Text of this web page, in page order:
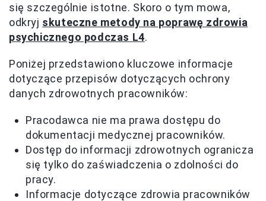
się szczególnie istotne. Skoro o tym mowa,
odkryj skuteczne metody na poprawę zdrowia
psychicznego podczas L4.
Poniżej przedstawiono kluczowe informacje
dotyczące przepisów dotyczących ochrony
danych zdrowotnych pracowników:
Pracodawca nie ma prawa dostępu do
dokumentacji medycznej pracowników.
Dostęp do informacji zdrowotnych ogranicza
się tylko do zaświadczenia o zdolności do
pracy.
Informacje dotyczące zdrowia pracowników